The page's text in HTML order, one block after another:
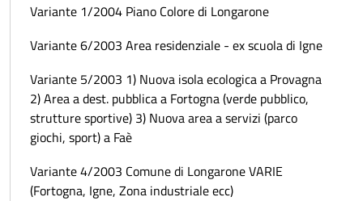
Variante 1/2004 Piano Colore di Longarone
Variante 6/2003 Area residenziale - ex scuola di Igne
Variante 5/2003 1) Nuova isola ecologica a Provagna
2) Area a dest. pubblica a Fortogna (verde pubblico,
strutture sportive) 3) Nuova area a servizi (parco
giochi, sport) a Faè
Variante 4/2003 Comune di Longarone VARIE
(Fortogna, Igne, Zona industriale ecc)